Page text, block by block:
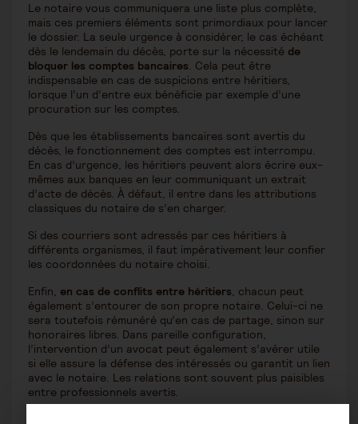
Le notaire vous communiquera une liste plus complète,
mais ces premiers éléments sont primordiaux pour lancer
le dossier. La seule urgence à considérer, le cas échéant
dès le lendemain du décès, porte sur la nécessité de
bloquer les comptes bancaires. Cela peut être
indispensable en cas de suspicions entre héritiers,
lorsque l’un d’entre eux bénéficie par exemple d’une
procuration sur les comptes.
Dès que les établissements bancaires sont avertis du
décès, le fonctionnement des comptes est interrompu.
En cas d’urgence, les héritiers peuvent alors écrire eux-
mêmes aux banques en leur communiquant un extrait
d’acte de décès. À défaut, il entre dans les attributions
classiques du notaire de s’en charger.
Si des courriers sont adressés par ces héritiers à
différents organismes, il faut impérativement leur confier
les coordonnées du notaire choisi.
Enfin, en cas de conflits entre héritiers, chacun peut
également s’entourer de son propre notaire. Celui-ci ne
sera toutefois rémunéré qu’en cas de partage, sinon sur
honoraires libres. Dans pareille configuration,
l’intervention d’un avocat peut également s’avérer utile
si elle assure la défense des intéressés ou garantit un lien
avec le notaire. Les relations sont souvent plus paisibles
entre professionnels avertis.